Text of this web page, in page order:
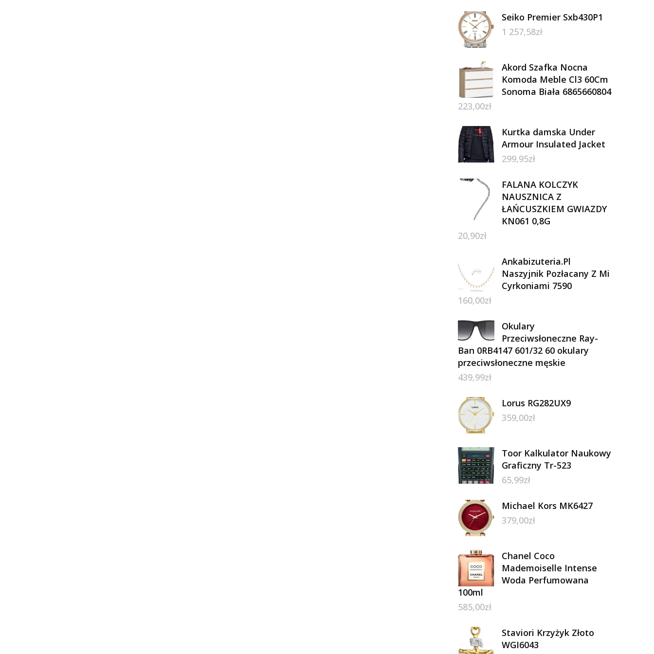
Seiko Premier Sxb430P1
1 257,58zł
Akord Szafka Nocna
Komoda Meble Cl3 60Cm
Sonoma Biała 6865660804
223,00zł
Kurtka damska Under
Armour Insulated Jacket
299,95zł
FALANA KOLCZYK
NAUSZNICA Z
ŁAŃCUSZKIEM GWIAZDY
KN061 0,8G
20,90zł
Ankabizuteria.Pl
Naszyjnik Pozłacany Z Mi
Cyrkoniami 7590
160,00zł
Okulary
Przeciwsłoneczne Ray-
Ban 0RB4147 601/32 60 okulary
przeciwsłoneczne męskie
439,99zł
Lorus RG282UX9
359,00zł
Toor Kalkulator Naukowy
Graficzny Tr-523
65,99zł
Michael Kors MK6427
379,00zł
Chanel Coco
Mademoiselle Intense
Woda Perfumowana
100ml
585,00zł
Staviori Krzyżyk Złoto
WGI6043